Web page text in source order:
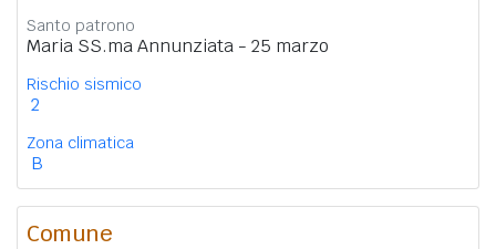
Santo patrono
Maria SS.ma Annunziata - 25 marzo
Rischio sismico
2
Zona climatica
B
Comune